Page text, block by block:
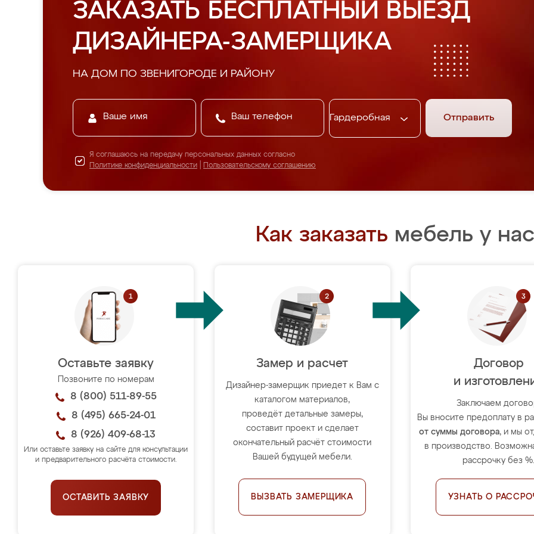
ЗАКАЗАТЬ БЕСПЛАТНЫЙ ВЫЕЗД
ДИЗАЙНЕРА-ЗАМЕРЩИКА
НА ДОМ ПО ЗВЕНИГОРОДЕ И РАЙОНУ
Отправить
Я соглашаюсь на передачу персональных данных согласно
Политике конфиденциальности
Пользовательскому соглашению
Как заказать мебель у
Оставьте заявку
Позвоните по номерам
8 (800) 511-89-55
8 (495) 665-24-01
8 (926) 409-68-13
Или оставьте заявку на сайте для консультации
и предварительного расчёта стоимости.
ОСТАВИТЬ ЗАЯВКУ
Замер и расчет
Дизайнер-замерщик приедет к Вам с
каталогом материалов,
проведёт детальные замеры,
составит проект и сделает
окончательный расчёт стоимости
Вашей будущей мебели.
ВЫЗВАТЬ ЗАМЕРЩИКА
Договор
и
Заключаем
Вы вносите предоплату в
от суммы договора, и мы
в производство.
рассрочку без
УЗНАТЬ О